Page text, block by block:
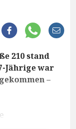
210 stand
Jährige war
–